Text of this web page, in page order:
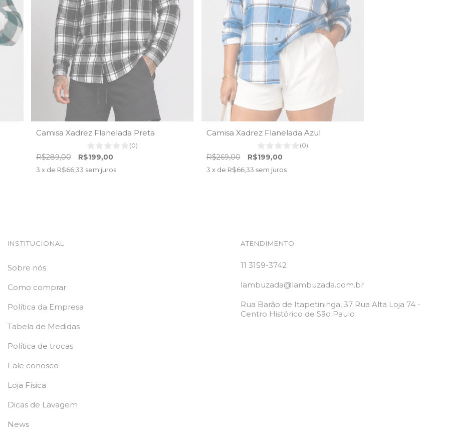
Camisa Xadrez Flanelada Preta
(0)
R$289,00 R$199,00
3 x de R$66,33 sem juros
Camisa Xadrez Flanelada Azul
(0)
R$269,00 R$199,00
3 x de R$66,33 sem juros
INSTITUCIONAL
Sobre nós
Como comprar
Política da Empresa
Tabela de Medidas
Política de trocas
Fale conosco
Loja Física
Dicas de Lavagem
News
ATENDIMENTO
11 3159-3742
lambuzada@lambuzada.com.br
Rua Barão de Itapetininga, 37 Rua Alta Loja 74 -
Centro Histórico de São Paulo